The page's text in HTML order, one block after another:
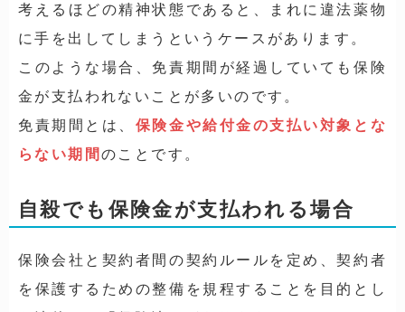
考えるほどの精神状態であると、まれに違法薬物
に手を出してしまうというケースがあります。
このような場合、免責期間が経過していても保険
金が支払われないことが多いのです。
免責期間とは、 保険金や給付金の支払い対象とな
らない期間 のことです。
自殺でも保険金が支払われる場合
保険会社と契約者間の契約ルールを定め、契約者
を保護するための整備を規程することを目的とし